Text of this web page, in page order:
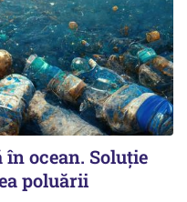
în ocean. Soluție
poluării